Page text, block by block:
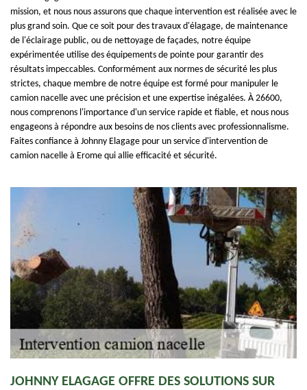
mission, et nous nous assurons que chaque intervention est réalisée avec le
plus grand soin. Que ce soit pour des travaux d'élagage, de maintenance
de l'éclairage public, ou de nettoyage de façades, notre équipe
expérimentée utilise des équipements de pointe pour garantir des
résultats impeccables. Conformément aux normes de sécurité les plus
strictes, chaque membre de notre équipe est formé pour manipuler le
camion nacelle avec une précision et une expertise inégalées. À 26600,
nous comprenons l'importance d'un service rapide et fiable, et nous nous
engageons à répondre aux besoins de nos clients avec professionnalisme.
Faites confiance à Johnny Elagage pour un service d'intervention de
camion nacelle à Erome qui allie efficacité et sécurité.
JOHNNY ELAGAGE OFFRE DES SOLUTIONS SUR